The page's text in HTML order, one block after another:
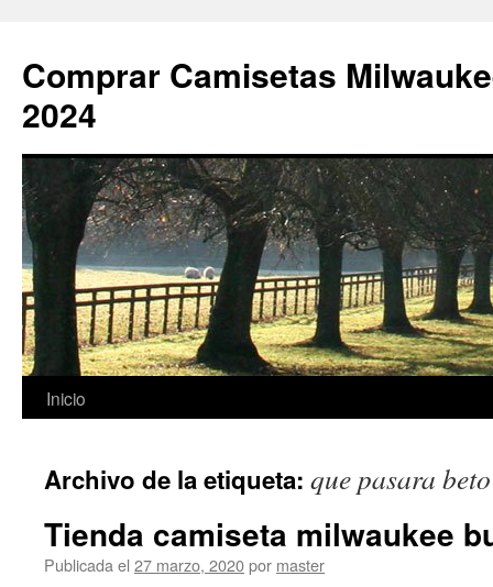
Comprar Camisetas
2024
Saltar
contenido
Inicio
Archivo de la etiqueta: que pasara
Tienda camiseta milwaukee
Publicada el 27 marzo, 2020por master